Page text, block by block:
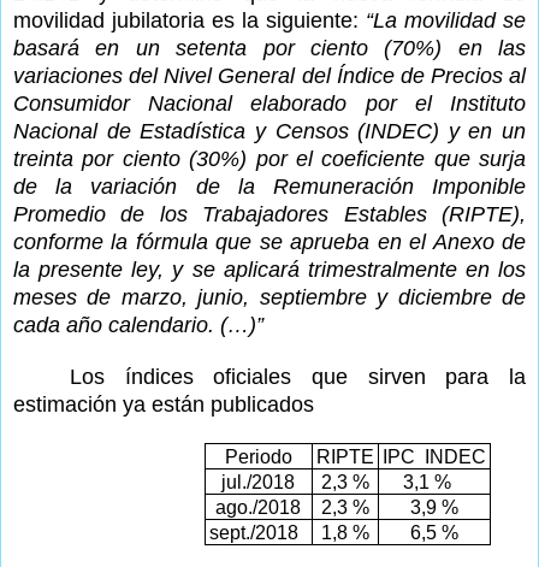
movilidad jubilatoria es la siguiente: “La movilidad se
basará en un setenta por ciento (70%) en las
variaciones del Nivel General del Índice de Precios al
Consumidor Nacional elaborado por el Instituto
Nacional de Estadística y Censos (INDEC) y en un
treinta por ciento (30%) por el coeficiente que surja
de la variación de la Remuneración Imponible
Promedio de los Trabajadores Estables (RIPTE),
conforme la fórmula que se aprueba en el Anexo de
la presente ley, y se aplicará trimestralmente en los
meses de marzo, junio, septiembre y diciembre de
cada año calendario. (…)”
Los índices oficiales que sirven para la
estimación ya están publicados
Periodo RIPTE IPC
INDEC
jul./2018
2,3 %
3,1 %
ago./2018
2,3 %
3,9 %
sept./2018
1,8 % 6,5 %